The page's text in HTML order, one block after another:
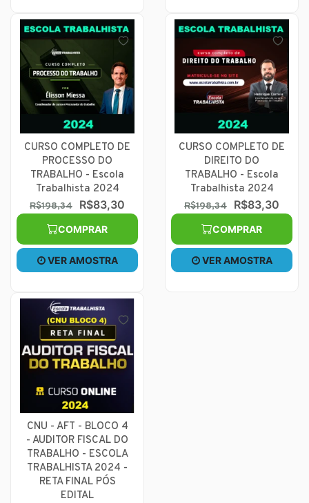
CURSO COMPLETO DE
PROCESSO DO
TRABALHO - Escola
Trabalhista 2024
R$198,34 R$83,30
COMPRAR
VER AMOSTRA
CURSO COMPLETO DE
DIREITO DO
TRABALHO - Escola
Trabalhista 2024
R$198,34 R$83,30
COMPRAR
VER AMOSTRA
CNU - AFT - BLOCO 4
- AUDITOR FISCAL DO
TRABALHO - ESCOLA
TRABALHISTA 2024 -
RETA FINAL PÓS
EDITAL